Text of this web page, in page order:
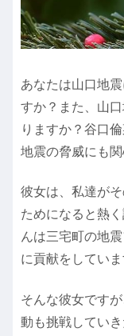
あなたは山口地
すか？また、山
りますか？谷口
地震の脅威にも
彼女は、私達が
ためになると熱
んは三宅町の地
に貢献をしていま
そんな彼女です
動も挑戦してい